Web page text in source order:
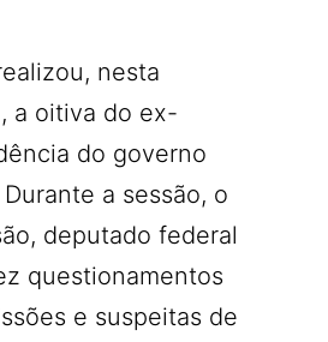
nesta
a oitiva do ex-
do governo
a sessão, o
deputado federal
questionamentos
e suspeitas de